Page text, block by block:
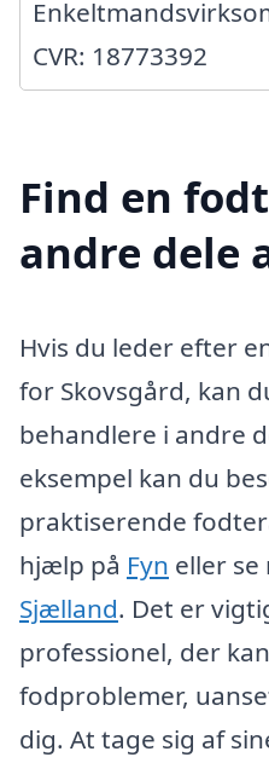
CVR: 18773392
Find en
andre dele
Hvis du leder efter
for Skovsgård, kan
behandlere i andre
eksempel kan du
praktiserende
hjælp på Fyn eller
Sjælland. Det er
professionel, der
fodproblemer,
dig. At tage sig af